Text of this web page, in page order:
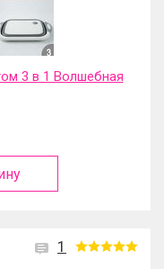
3 в 1 Волшебная
1